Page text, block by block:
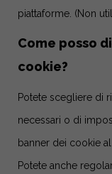
piattaforme. (Non
Come posso
cookie?
Potete scegliere di
necessari o di
banner dei cookie
Potete anche